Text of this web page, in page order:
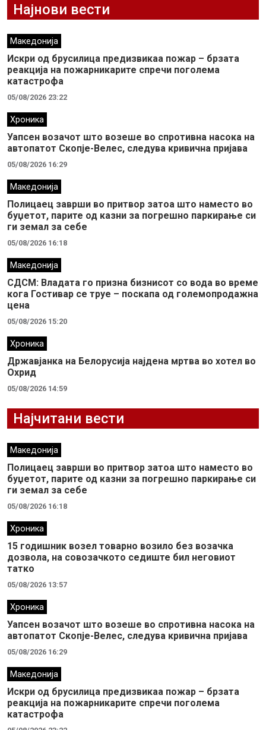
Најнови вести
Македонија
Искри од брусилица предизвикаа пожар – брзата
реакција на пожарникарите спречи поголема
катастрофа
05/08/2026 23:22
Хроника
Уапсен возачот што возеше во спротивна насока на
автопатот Скопје-Велес, следува кривична пријава
05/08/2026 16:29
Македонија
Полицаец заврши во притвор затоа што наместо во
буџетот, парите од казни за погрешно паркирање си
ги земал за себе
05/08/2026 16:18
Македонија
СДСМ: Владата го призна бизнисот со вода во време
кога Гостивар се труе – поскапа од големопродажна
цена
05/08/2026 15:20
Хроника
Државјанка на Белорусија најдена мртва во хотел во
Охрид
05/08/2026 14:59
Најчитани вести
Македонија
Полицаец заврши во притвор затоа што наместо во
буџетот, парите од казни за погрешно паркирање си
ги земал за себе
05/08/2026 16:18
Хроника
15 годишник возел товарно возило без возачка
дозвола, на совозачкото седиште бил неговиот
татко
05/08/2026 13:57
Хроника
Уапсен возачот што возеше во спротивна насока на
автопатот Скопје-Велес, следува кривична пријава
05/08/2026 16:29
Македонија
Искри од брусилица предизвикаа пожар – брзата
реакција на пожарникарите спречи поголема
катастрофа